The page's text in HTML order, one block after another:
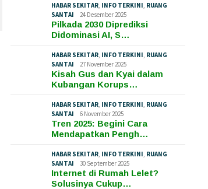
HABAR SEKITAR INFO TERKINI RUANG
SANTAI
24 Desember 2025
Pilkada 2030 Diprediksi
Didominasi AI, S…
HABAR SEKITAR INFO TERKINI RUANG
SANTAI
27 November 2025
Kisah Gus dan Kyai dalam
Kubangan Korups…
HABAR SEKITAR INFO TERKINI RUANG
SANTAI
6 November 2025
Tren 2025: Begini Cara
Mendapatkan Pengh…
HABAR SEKITAR INFO TERKINI RUANG
SANTAI
30 September 2025
Internet di Rumah Lelet?
Solusinya Cukup…